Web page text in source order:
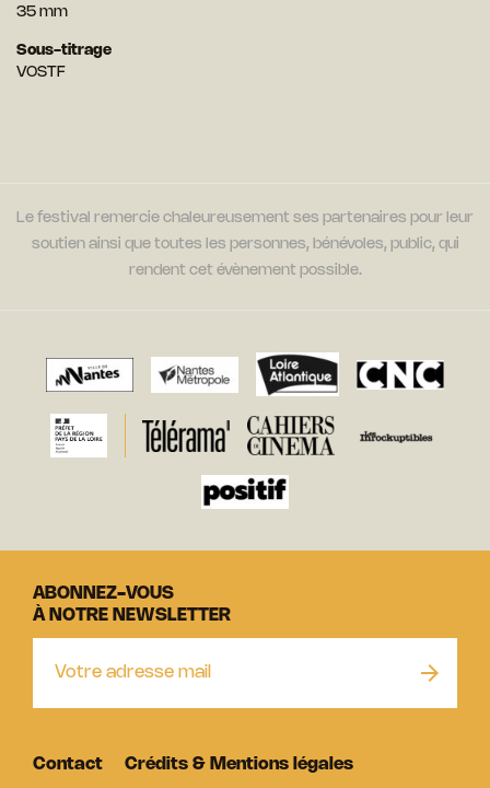
35 mm
Sous-titrage
VOSTF
Le festival remercie chaleureusement ses partenaires pour leur
soutien ainsi que toutes les personnes, bénévoles, public, qui
rendent cet évènement possible.
ABONNEZ-VOUS
À NOTRE NEWSLETTER
Contact Crédits & Mentions légales